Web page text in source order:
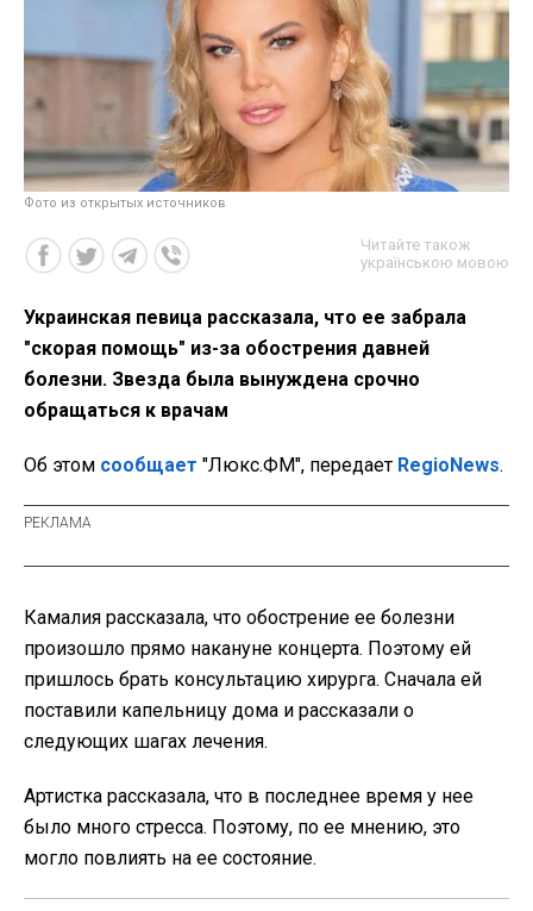
Фото из открытых источников
Читайте також
українською мовою
Украинская певица рассказала, что ее забрала
"скорая помощь" из-за обострения давней
болезни. Звезда была вынуждена срочно
обращаться к врачам
Об этом сообщает "Люкс.ФМ", передает RegioNews.
Камалия рассказала, что обострение ее болезни
произошло прямо накануне концерта. Поэтому ей
пришлось брать консультацию хирурга. Сначала ей
поставили капельницу дома и рассказали о
следующих шагах лечения.
Артистка рассказала, что в последнее время у нее
было много стресса. Поэтому, по ее мнению, это
могло повлиять на ее состояние.